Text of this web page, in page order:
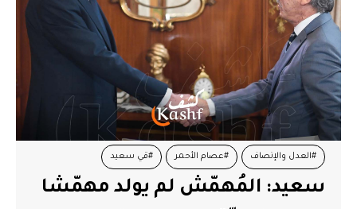
#العدل والإنصاف #عصام الأحمر #قي سعيد
سعيد: المُهمّش لم يولد مهمّشا